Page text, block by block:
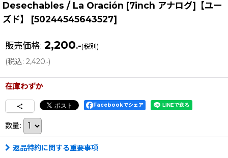
Desechables / La Oración [7inch アナログ]【ユー
ズド】
[50244545643527]
販売価格: 2,200.-(税別)
(税込: 2,420.-)
在庫わずか
Facebookでシェア
数量:
返品特約に関する重要事項